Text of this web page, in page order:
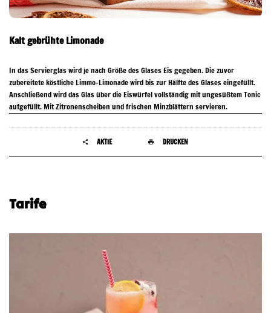
Kalt gebrühte Limonade
In das Servierglas wird je nach Größe des Glases Eis gegeben. Die zuvor
zubereitete köstliche Limmo-Limonade wird bis zur Hälfte des Glases eingefüllt.
Anschließend wird das Glas über die Eiswürfel vollständig mit ungesüßtem Tonic
aufgefüllt. Mit Zitronenscheiben und frischen Minzblättern servieren.
AKTIE DRUCKEN
Tarife